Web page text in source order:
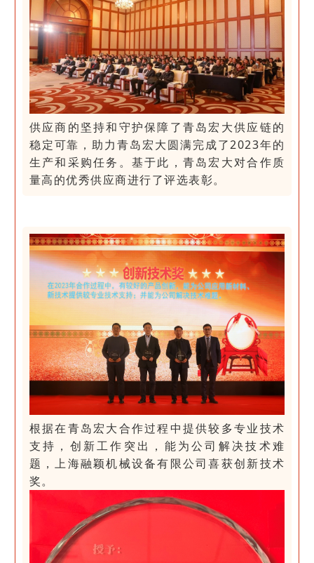
供应商的坚持和守护保障了青岛宏大供应链的
稳定可靠，助力青岛宏大圆满完成了2023年的
生产和采购任务。基于此，青岛宏大对合作质
量高的优秀供应商进行了评选表彰。
根据在青岛宏大合作过程中提供较多专业技术
支持，创新工作突出，能为公司解决技术难
题，上海融颖机械设备有限公司喜获创新技术
奖。